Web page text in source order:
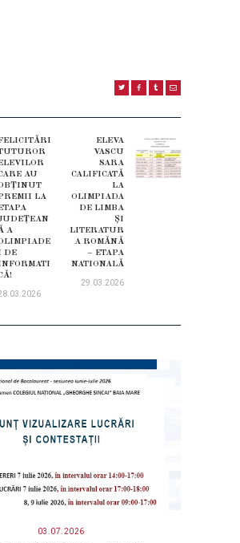
AU
LA
A
DE
Next
post:
ELEVA
VASCU
SARA
CALIFICATĂ
LA
OLIMPIADA
DE LIMBA
ŞI
LITERATUR
A ROMĂNĂ
– ETAPA
NATIONALĂ
29.03.2026
03.07.2026